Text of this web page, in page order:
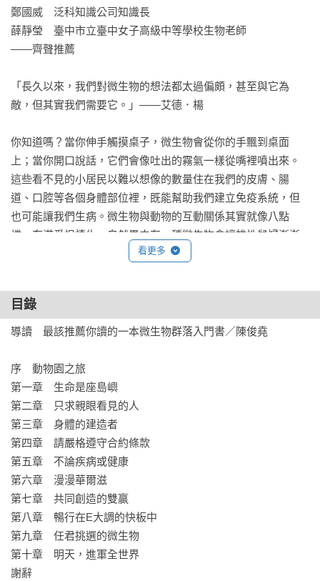
鄭國威　泛科知識公司知識長
薛靜瑩　臺中市立臺中女子高級中等學校生物老師
——齊聲推薦
「長久以來，我們對微生物的想法都太過偏頗，甚至與它為
敵，但其實我們需要它。」——艾德．楊
你知道嗎？當你伸手觸摸桌子，微生物會從你的手飄到桌面
上；當你開口說話，它們會像吐出的霧氣一樣從嘴裡噴出來。
這些看不見的小居民以難以想像的數量住在我們的皮膚、腸
道、口腔等各個身體部位裡，既能幫助我們建立免疫系統，但
也可能讓我們生病。微生物與動物的互動關係其實就像八點
檔，充滿愛恨情仇。自然界中有一種微生物會讓雄性鼠婦漸漸
變得「女性化」，而它卻是蚊子重要的營養補充來源；也有一
需要用的時候將它們鬆綁，一旦沒用了就「全數殺光！」；至
於人類，母乳中的寡糖是給寶寶腸道共生菌的飼料，乳汁裡的
脂肪球更可以打包許多會吃細菌的病毒，讓嬰兒當作第一套共
除此之外，微生物也會形塑生物的飲食習慣、身體構造，甚至
個性。沙漠的林鼠啃食毒葉子後，竟然意外獲得解毒的能力；
當管蟲幼蟲想「轉大人」時，必須倚賴一大群特定的細菌才能
順利成年；如果不小心將副鏈渦蟲從中間切成兩半，沒關係，
微生物給牠的超能力會讓牠變成兩隻完整的個體。還有，你今
天晚餐究竟會選擇漢堡薯條還是健康減脂餐，或許有一部分是
因為微生物「操控」了你的腦呢！
幸好，我們也可以反過來利用微生物。或許有一天，從診所看
病拿回家的「藥包」，將不再裝著一顆顆藥丸，而是由許多種
微生物組合而成的個人化處方；消滅登革熱的利器再也不是化
看更多
目錄
導讀　最該推薦你讀的一本微生物群落入門書／陳俊堯
序　動物園之旅
第一章　生命是座島嶼
第二章　只求親眼看見的人
第三章　身體的建造者
第四章　請嚴格遵守合約條款
第五章　不論疾病或健康
第六章　漫漫華爾滋
第七章　共同創造的雙贏
第八章　暢行在E大調的快板中
第九章　任君挑選的微生物
第十章　明天，進軍全世界
謝辭